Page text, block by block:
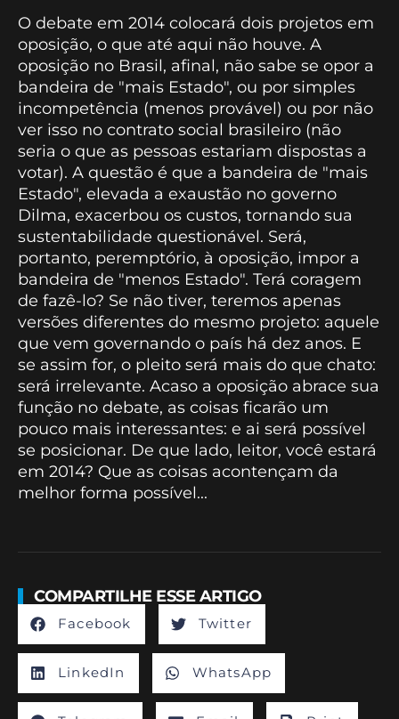
O debate em 2014 colocará dois projetos em
oposição, o que até aqui não houve. A
oposição no Brasil, afinal, não sabe se opor a
bandeira de "mais Estado", ou por simples
incompetência (menos provável) ou por não
ver isso no contrato social brasileiro (não
seria o que as pessoas estariam dispostas a
votar). A questão é que a bandeira de "mais
Estado", elevada a exaustão no governo
Dilma, exacerbou os custos, tornando sua
sustentabilidade questionável. Será,
portanto, peremptório, à oposição, impor a
bandeira de "menos Estado". Terá coragem
de fazê-lo? Se não tiver, teremos apenas
versões diferentes do mesmo projeto: aquele
que vem governando o país há dez anos. E
se assim for, o pleito será mais do que chato:
será irrelevante. Acaso a oposição abrace sua
função no debate, as coisas ficarão um
pouco mais interessantes: e ai será possível
se posicionar. De que lado, leitor, você estará
em 2014? Que as coisas acontençam da
melhor forma possível...
COMPARTILHE ESSE ARTIGO
Facebook Twitter
LinkedIn WhatsApp